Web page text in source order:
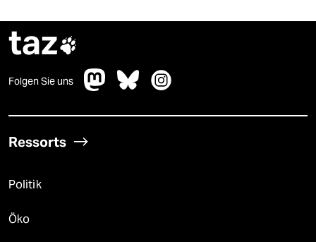
taz
Folgen Sie uns
Ressorts
Politik
Öko